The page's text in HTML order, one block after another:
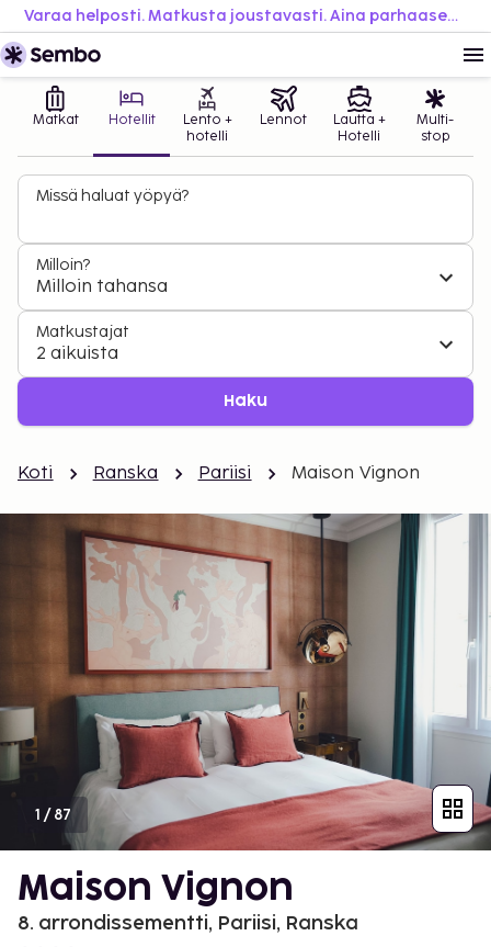
Varaa helposti. Matkusta joustavasti. Aina parhaaseen hintaan.
Matkat Hotellit
Lento +
hotelli
Lennot
Lautta +
Hotelli
Multi-
stop
Missä haluat yöpyä?
Milloin?
Milloin tahansa
Matkustajat
2 aikuista
Haku
Koti Ranska Pariisi Maison Vignon
1 /87
Maison Vignon
8. arrondissementti, Pariisi, Ranska